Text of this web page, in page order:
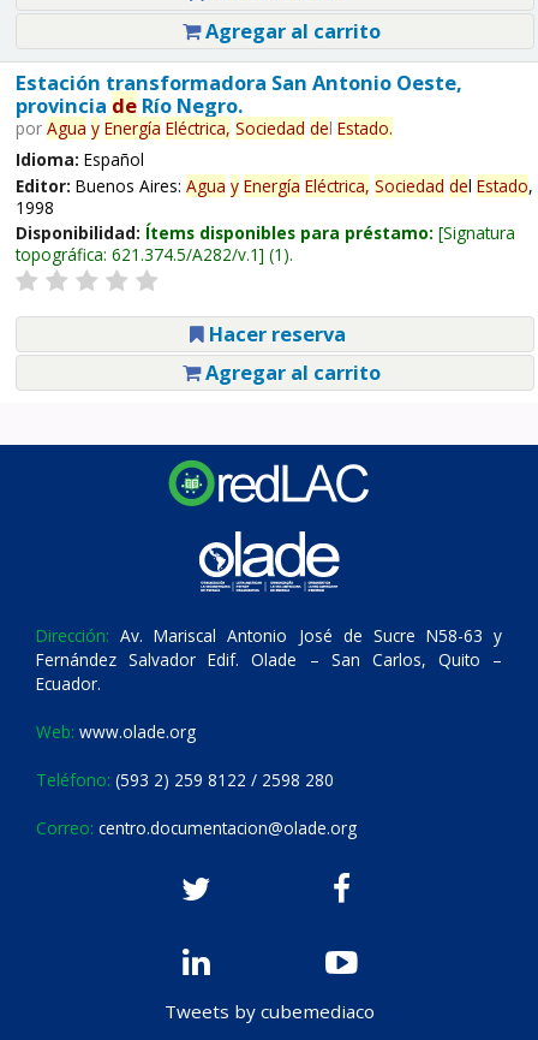
Agregar al carrito
Estación transformadora San Antonio Oeste,
provincia deRío Negro.
por Agua y Energía Eléctrica, Sociedad del Estado.
Idioma: Español
Editor: Buenos Aires: Agua y Energía Eléctrica, Sociedad del Estado,
1998
Disponibilidad: Ítems disponibles para préstamo: Signatura
topográfica: 621.374.5/A282/v.1 (1).
Hacer reserva
Agregar al carrito
Dirección: Av. Mariscal Antonio José de Sucre N58-63 y
Fernández Salvador Edif. Olade – San Carlos, Quito –
Ecuador.
Web: www.olade.org
Teléfono: (593 2) 259 8122 / 2598 280
Correo: centro.documentacion@olade.org
Tweets by cubemediaco